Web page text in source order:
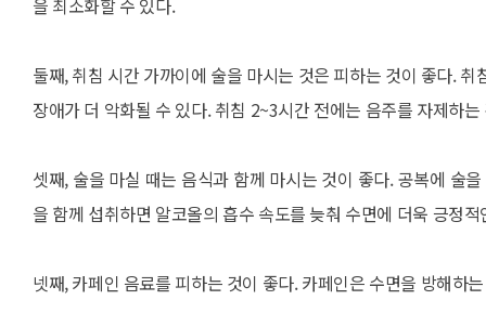
을 최소화할 수 있다.
둘째, 취침 시간 가까이에 술을 마시는 것은 피하는 것이 좋다.
장애가 더 악화될 수 있다. 취침 2~3시간 전에는 음주를 자제하는
셋째, 술을 마실 때는 음식과 함께 마시는 것이 좋다. 공복에 술
을 함께 섭취하면 알코올의 흡수 속도를 늦춰 수면에 더욱 긍정
넷째, 카페인 음료를 피하는 것이 좋다. 카페인은 수면을 방해하